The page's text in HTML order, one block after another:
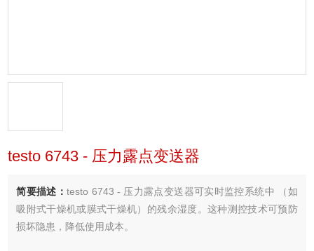
testo 6743 - 压力露点变送器
简要描述：testo 6743 - 压力露点变送器可实时监控系统中 （如
吸附式干燥机或膜式干燥机）的残余湿度。这种测控技术可预防
损坏隐患，降低使用成本。